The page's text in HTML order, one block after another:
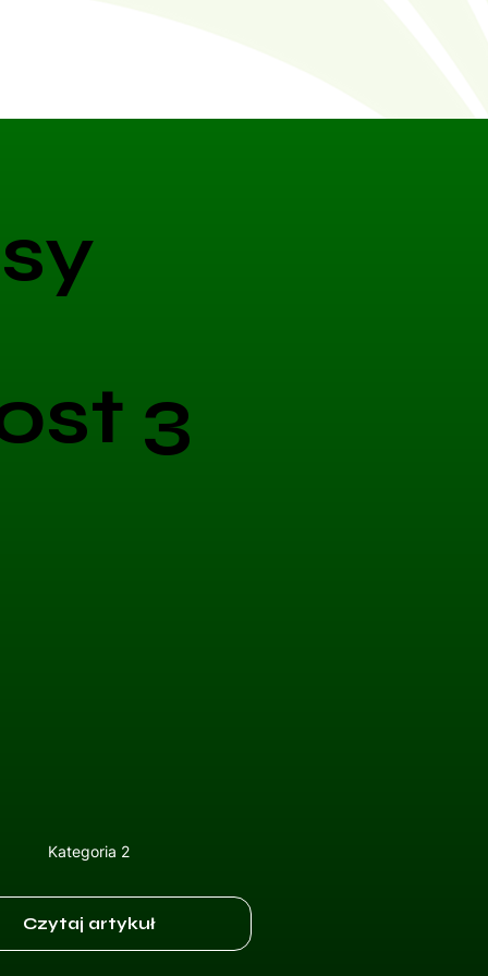
3
Kategoria 2
Czytaj artykuł